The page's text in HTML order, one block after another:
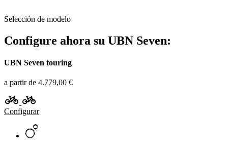
Selección de modelo
Configure ahora su UBN Seven:
UBN Seven touring
a partir de 4.779,00 €
Configurar